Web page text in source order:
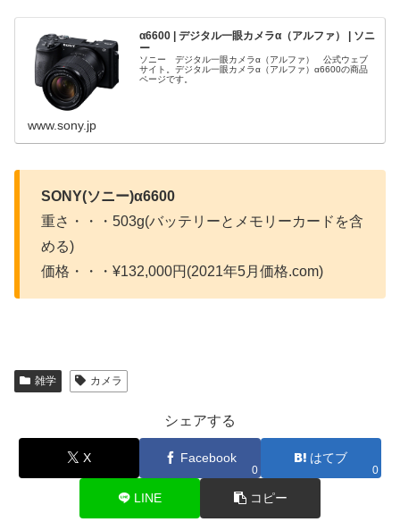
α6600 | デジタル一眼カメラα（アルファ） | ソニ
ー
ソニー デジタル一眼カメラα（アルファ） 公式ウェブ
サイト。デジタル一眼カメラα（アルファ）α6600の商品
ページです。
www.sony.jp
SONY(ソニー)α6600
重さ・・・503g(バッテリーとメモリーカードを含
める)
価格・・・¥132,000円(2021年5月価格.com)
雑学 カメラ
シェアする
X Facebook
0
はてブ
0
LINE コピー